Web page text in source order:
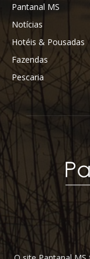
Pantanal MS
Notícias
Hotéis & Pousadas
Fazendas
Pescaria